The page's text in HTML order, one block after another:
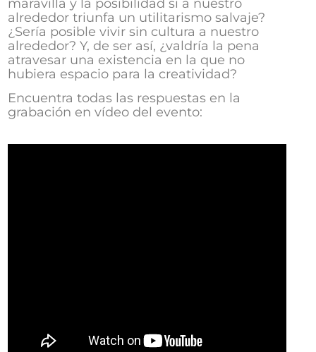
maravilla y la posibilidad si a nuestro
alrededor triunfa un utilitarismo salvaje?
¿Sería posible vivir sin cultura a nuestro
alrededor? Y, de ser así, ¿valdría la pena
atravesar una existencia en la que no
hubiera espacio para la creatividad?
Encuentra todas las respuestas en la
grabación en vídeo del evento: